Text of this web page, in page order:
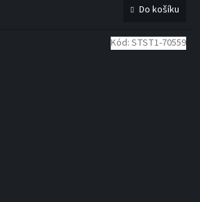
Do košíku
Kód: STST1-70559